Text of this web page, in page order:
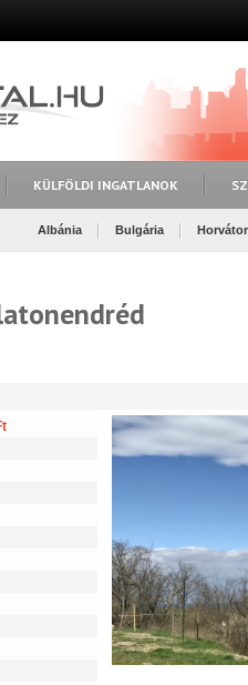
KÜLFÖLDI INGATLANOK
Albánia Bulgária